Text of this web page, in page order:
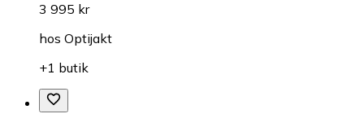
3 995 kr
hos Optijakt
+1 butik